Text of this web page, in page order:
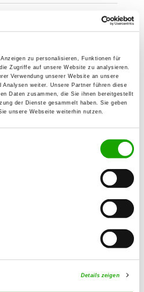
zu personalisieren, Funktionen für
Zugriffe auf unsere Website zu analysieren.
Verwendung unserer Website an unsere
Analysen weiter. Unsere Partner führen diese
Daten zusammen, die Sie ihnen bereitgestellt
der Dienste gesammelt haben. Sie geben
unsere Webseite weiterhin nutzen.
Details zeigen
Details
Details